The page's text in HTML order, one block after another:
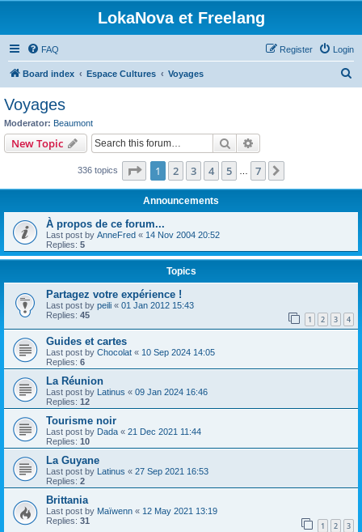
LokaNova et Freelang
FAQ Login
Register
Board index Espace Cultures Voyages
Voyages
Moderator: Beaumont
New Topic Search
336 topics Page 1of 7
1 2 3 4 5 7
Announcements
À propos de ce forum...
Last post by AnneFred « 14 Nov 2004 20:52
Replies: 5
Topics
Partagez votre expérience !
Last post by peili « 01 Jan 2012 15:43
Replies: 45 1 2 3 4
Guides et cartes
Last post by Chocolat « 10 Sep 2024 14:05
Replies: 6
La Réunion
Last post by Latinus « 09 Jan 2024 16:46
Replies: 12
Tourisme noir
Last post by Dada « 21 Dec 2021 11:44
Replies: 10
La Guyane
Last post by Latinus « 27 Sep 2021 16:53
Replies: 2
Brittania
Last post by Maïwenn « 12 May 2021 13:19
Replies: 31 1 2 3